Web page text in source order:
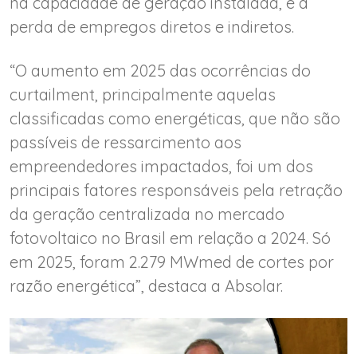
perda de empregos diretos e indiretos.
“O aumento em 2025 das ocorrências do
curtailment, principalmente aquelas
classificadas como energéticas, que não são
passíveis de ressarcimento aos
empreendedores impactados, foi um dos
principais fatores responsáveis pela retração
da geração centralizada no mercado
fotovoltaico no Brasil em relação a 2024. Só
em 2025, foram 2.279 MWmed de cortes por
razão energética”, destaca a Absolar.